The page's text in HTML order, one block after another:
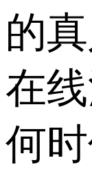
的
在
何